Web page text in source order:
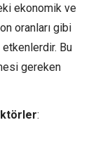
ekonomik ve
oranları gibi
Bu
gereken
: